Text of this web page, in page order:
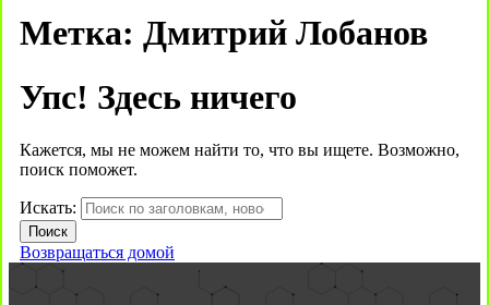
Метка: Дмитрий Лобанов
Упс! Здесь ничего
Кажется, мы не можем найти то, что вы ищете. Возможно,
поиск поможет.
Искать:
Возвращаться домой